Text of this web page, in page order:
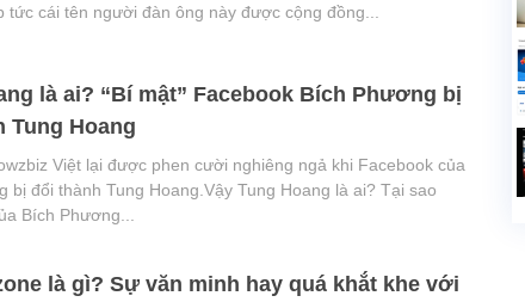
tức cái tên người đàn ông này được cộng đồng...
là ai? “Bí mật” Facebook Bích Phương bị
Tung Hoang
Việt lại được phen cười nghiêng ngả khi Facebook của
bị đổi thành Tung Hoang.Vậy Tung Hoang là ai? Tại sao
Bích Phương...
là gì? Sự văn minh hay quá khắt khe với